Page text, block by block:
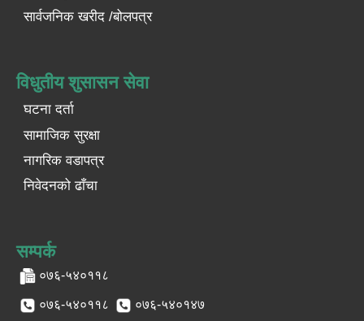
सार्वजनिक खरीद /बोलपत्र
विधुतीय शुसासन सेवा
घटना दर्ता
सामाजिक सुरक्षा
नागरिक वडापत्र
निवेदनको ढाँचा
सम्पर्क
०७६-५४०११८
०७६-५४०११८ ०७६-५४०१४७